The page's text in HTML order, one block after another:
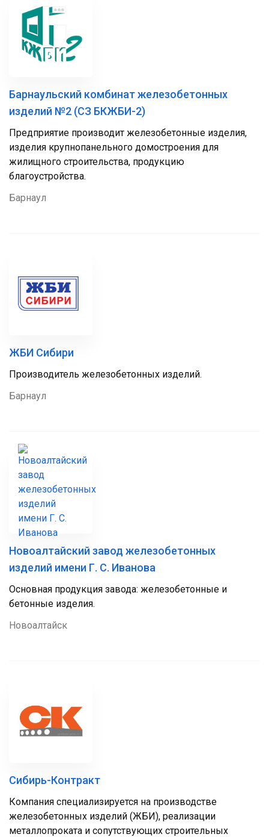
Барнаульский комбинат железобетонных
изделий №2 (СЗ БКЖБИ-2)
Предприятие производит железобетонные изделия,
изделия крупнопанельного домостроения для
жилищного строительства, продукцию
благоустройства.
Барнаул
ЖБИ Сибири
Производитель железобетонных изделий.
Барнаул
Новоалтайский завод железобетонных
изделий имени Г. С. Иванова
Основная продукция завода: железобетонные и
бетонные изделия.
Новоалтайск
Сибирь-Контракт
Компания специализируется на производстве
железобетонных изделий (ЖБИ), реализации
металлопроката и сопутствующих строительных